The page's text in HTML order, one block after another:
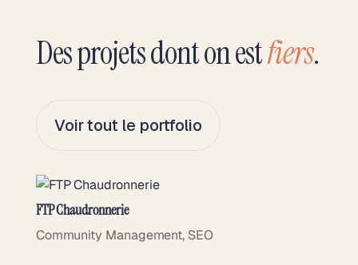
Des projets dont on estfiers.
Voir tout le portfolio
FTP Chaudronnerie
Community Management, SEO